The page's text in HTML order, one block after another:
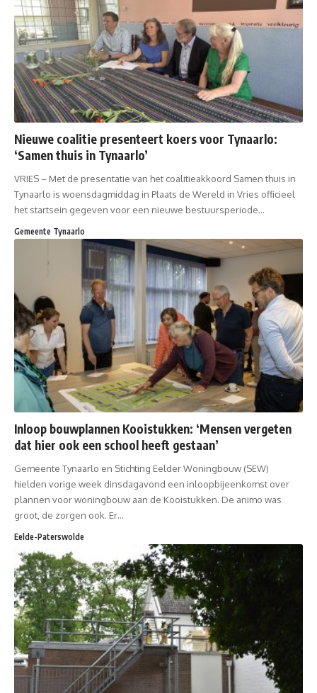
Nieuwe coalitie presenteert koers voor Tynaarlo:
‘Samen thuis in Tynaarlo’
VRIES – Met de presentatie van het coalitieakkoord Samen thuis in
Tynaarlo is woensdagmiddag in Plaats de Wereld in Vries officieel
het startsein gegeven voor een nieuwe bestuursperiode…
Gemeente Tynaarlo
Inloop bouwplannen Kooistukken: ‘Mensen vergeten
dat hier ook een school heeft gestaan’
Gemeente Tynaarlo en Stichting Eelder Woningbouw (SEW)
hielden vorige week dinsdagavond een inloopbijeenkomst over
plannen voor woningbouw aan de Kooistukken. De animo was
groot, de zorgen ook. Er…
Eelde-Paterswolde